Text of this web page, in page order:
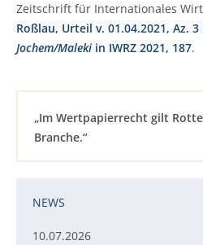
Zeitschrift für Internationales
Roßlau, Urteil v. 01.04.2021, Az. 3
Jochem/Maleki in IWRZ 2021, 187.
„Im Wertpapierrecht gilt
Branche.“
NEWS
10.07.2026